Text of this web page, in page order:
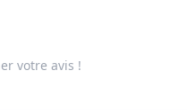
votre avis !